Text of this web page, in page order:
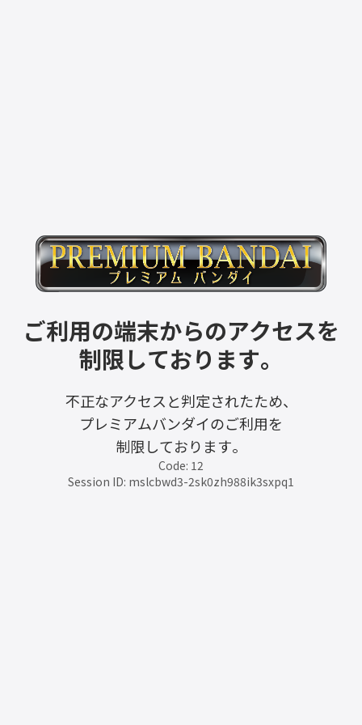
ご利用の端末からのアクセスを
制限しております。
不正なアクセスと判定されたため、
プレミアムバンダイのご利用を
制限しております。
Code: 12
Session ID: mslcbwd3-2sk0zh988ik3sxpq1